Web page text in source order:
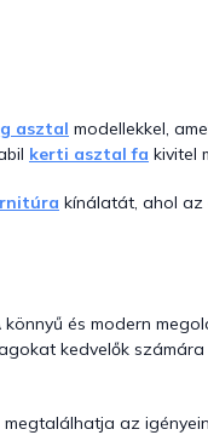
asztal modellekkel,
kerti asztal fa kivitel
kínálatát, ahol az
könnyű és modern
kedvelők számára
megtalálhatja az